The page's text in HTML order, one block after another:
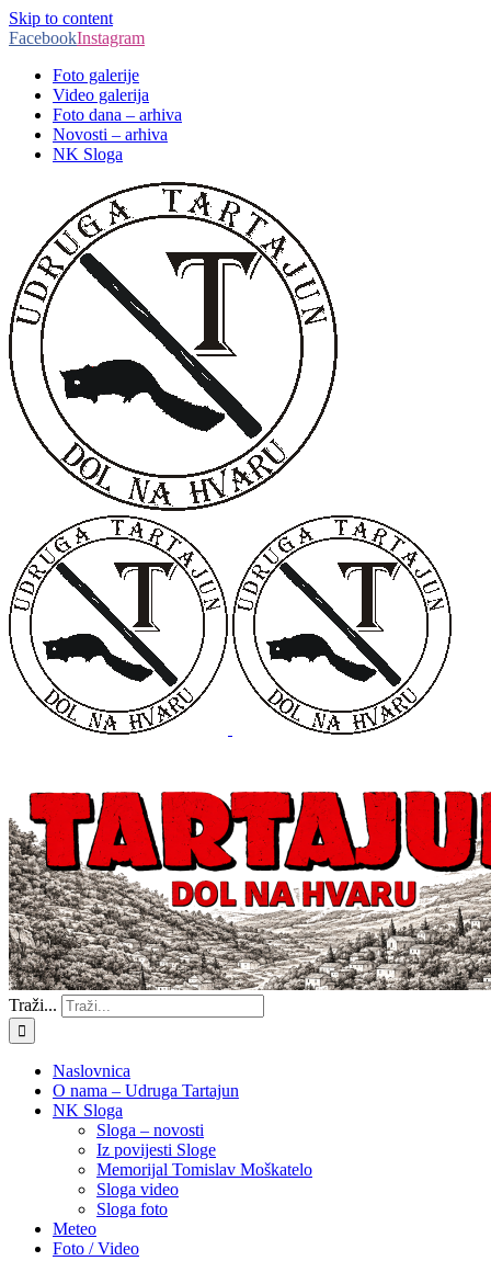
Skip to content
FacebookInstagram
Foto galerije
Video galerija
Foto dana – arhiva
Novosti – arhiva
NK Sloga
Traži...
Naslovnica
O nama – Udruga Tartajun
NK Sloga
Sloga – novosti
Iz povijesti Sloge
Memorijal Tomislav Moškatelo
Sloga video
Sloga foto
Meteo
Foto / Video